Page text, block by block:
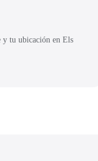
y tu ubicación en Els